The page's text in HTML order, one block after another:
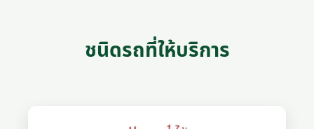
ชนิดรถที่ให้บริการ